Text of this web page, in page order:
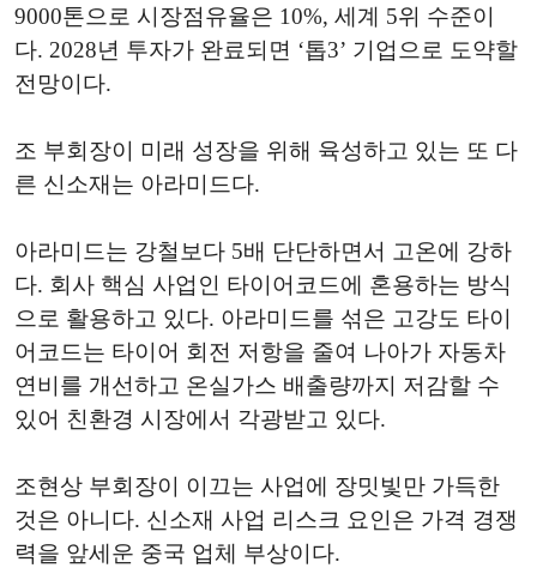
9000톤으로 시장점유율은 10%, 세계 5위 수준이
다. 2028년 투자가 완료되면 ‘톱3’ 기업으로 도약할
전망이다.
조 부회장이 미래 성장을 위해 육성하고 있는 또 다
른 신소재는 아라미드다.
아라미드는 강철보다 5배 단단하면서 고온에 강하
다. 회사 핵심 사업인 타이어코드에 혼용하는 방식
으로 활용하고 있다. 아라미드를 섞은 고강도 타이
어코드는 타이어 회전 저항을 줄여 나아가 자동차
연비를 개선하고 온실가스 배출량까지 저감할 수
있어 친환경 시장에서 각광받고 있다.
조현상 부회장이 이끄는 사업에 장밋빛만 가득한
것은 아니다. 신소재 사업 리스크 요인은 가격 경쟁
력을 앞세운 중국 업체 부상이다.